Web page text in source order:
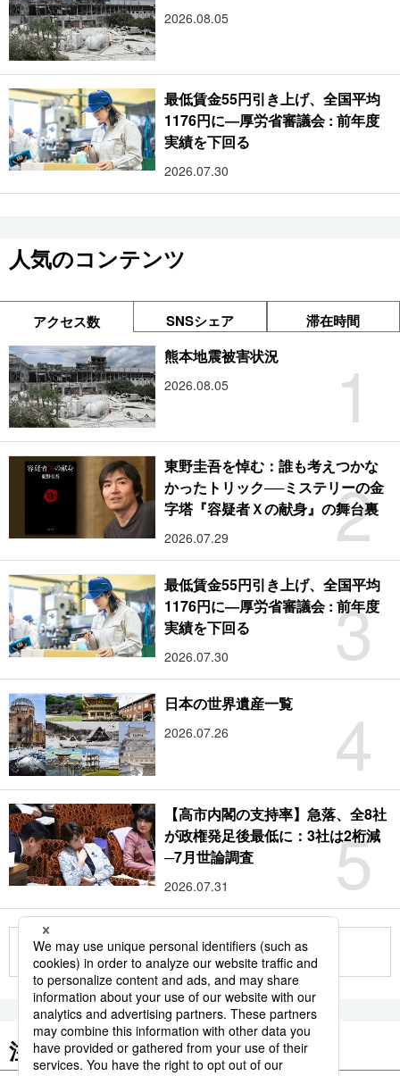
2026.08.05
最低賃金55円引き上げ、全国平均
1176円に―厚労省審議会 : 前年度
実績を下回る
2026.07.30
人気のコンテンツ
アクセス数 SNSシェア 滞在時間
1
熊本地震被害状況
2026.08.05
2
東野圭吾を悼む：誰も考えつかな
かったトリック──ミステリーの金
字塔『容疑者Ｘの献身』の舞台裏
2026.07.29
3
最低賃金55円引き上げ、全国平均
1176円に―厚労省審議会 : 前年度
実績を下回る
2026.07.30
4
日本の世界遺産一覧
2026.07.26
5
【高市内閣の支持率】急落、全8社
が政権発足後最低に：3社は2桁減
─7月世論調査
2026.07.31
もっと見る
注目のキーワード